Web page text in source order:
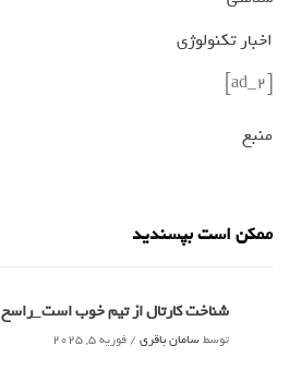
اخبار تکنولوژی
[ad_2]
منبع
ممکن است بپسندید
شناخت کارتال از تیم خوب است_راسخ
توسطسامان باقری / فوریه 5, 2025